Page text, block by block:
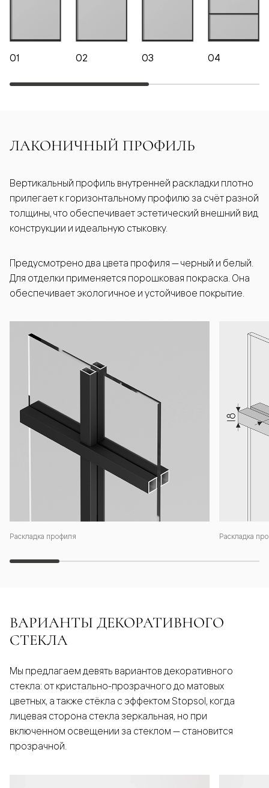
01 02 03 04
ЛАКОНИЧНЫЙ ПРОФИЛЬ
Раскладка профиля Раскладка
Вертикальный профиль внутренней раскладки плотно
прилегает к горизонтальному профилю за счёт разной
толщины, что обеспечивает эстетический внешний вид
конструкции и идеальную стыковку.
Предусмотрено два цвета профиля — черный и белый.
Для отделки применяется порошковая покраска. Она
обеспечивает экологичное и устойчивое покрытие.
ВАРИАНТЫ ДЕКОРАТИВНОГО
СТЕКЛА
Мы предлагаем девять вариантов декоративного
стекла: от кристально-прозрачного до матовых
цветных, а также стёкла с эффектом Stopsol, когда
лицевая сторона стекла зеркальная, но при
включенном освещении за стеклом — становится
прозрачной.